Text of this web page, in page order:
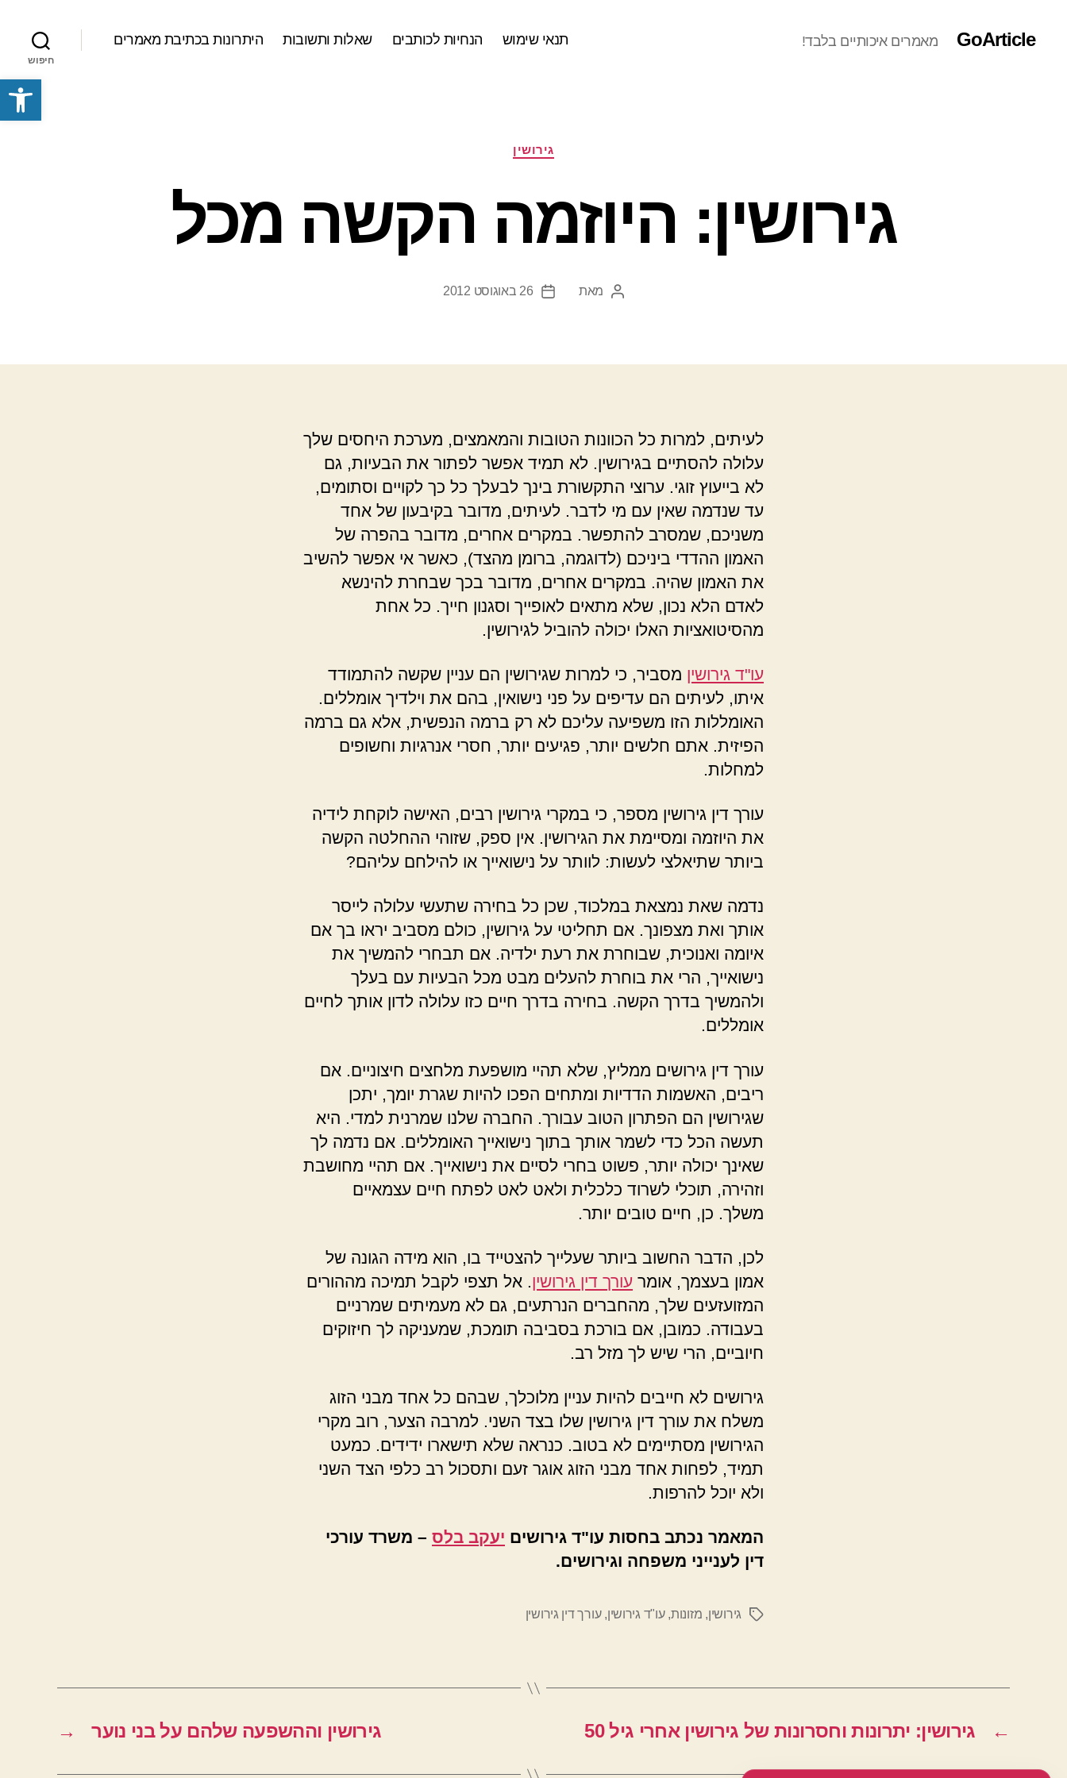
פתח סרגל נגישות
GoArticle מאמרים איכותיים בלבד! תנאי שימוש הנחיות לכותבים שאלות ותשובות היתרונות בכתיבת מאמרים
חיפוש
קטגוריותגירושין
גירושין: היוזמה הקשה מכל
המחבר
מאת
תאריך
26 באוגוסט 2012
לעיתים, למרות כל הכוונות הטובות והמאמצים, מערכת היחסים שלך
עלולה להסתיים בגירושין. לא תמיד אפשר לפתור את הבעיות, גם
לא בייעוץ זוגי. ערוצי התקשורת בינך לבעלך כל כך לקויים וסתומים,
עד שנדמה שאין עם מי לדבר. לעיתים, מדובר בקיבעון של אחד
משניכם, שמסרב להתפשר. במקרים אחרים, מדובר בהפרה של
האמון ההדדי ביניכם (לדוגמה, ברומן מהצד), כאשר אי אפשר להשיב
את האמון שהיה. במקרים אחרים, מדובר בכך שבחרת להינשא
לאדם הלא נכון, שלא מתאים לאופייך וסגנון חייך. כל אחת
מהסיטואציות האלו יכולה להוביל לגירושין.
עו"ד גירושין מסביר, כי למרות שגירושין הם עניין שקשה להתמודד
איתו, לעיתים הם עדיפים על פני נישואין, בהם את וילדיך אומללים.
האומללות הזו משפיעה עליכם לא רק ברמה הנפשית, אלא גם ברמה
הפיזית. אתם חלשים יותר, פגיעים יותר, חסרי אנרגיות וחשופים
למחלות.
עורך דין גירושין מספר, כי במקרי גירושין רבים, האישה לוקחת לידיה
את היוזמה ומסיימת את הגירושין. אין ספק, שזוהי ההחלטה הקשה
ביותר שתיאלצי לעשות: לוותר על נישואייך או להילחם עליהם?
נדמה שאת נמצאת במלכוד, שכן כל בחירה שתעשי עלולה לייסר
אותך ואת מצפונך. אם תחליטי על גירושין, כולם מסביב יראו בך אם
איומה ואנוכית, שבוחרת את רעת ילדיה. אם תבחרי להמשיך את
נישואייך, הרי את בוחרת להעלים מבט מכל הבעיות עם בעלך
ולהמשיך בדרך הקשה. בחירה בדרך חיים כזו עלולה לדון אותך לחיים
אומללים.
עורך דין גירושים ממליץ, שלא תהיי מושפעת מלחצים חיצוניים. אם
ריבים, האשמות הדדיות ומתחים הפכו להיות שגרת יומך, יתכן
שגירושין הם הפתרון הטוב עבורך. החברה שלנו שמרנית למדי. היא
תעשה הכל כדי לשמר אותך בתוך נישואייך האומללים. אם נדמה לך
שאינך יכולה יותר, פשוט בחרי לסיים את נישואייך. אם תהיי מחושבת
וזהירה, תוכלי לשרוד כלכלית ולאט לאט לפתח חיים עצמאיים
משלך. כן, חיים טובים יותר.
לכן, הדבר החשוב ביותר שעלייך להצטייד בו, הוא מידה הגונה של
אמון בעצמך, אומר עורך דין גירושין. אל תצפי לקבל תמיכה מההורים
המזועזעים שלך, מהחברים הנרתעים, גם לא מעמיתים שמרניים
בעבודה. כמובן, אם בורכת בסביבה תומכת, שמעניקה לך חיזוקים
חיוביים, הרי שיש לך מזל רב.
גירושים לא חייבים להיות עניין מלוכלך, שבהם כל אחד מבני הזוג
משלח את עורך דין גירושין שלו בצד השני. למרבה הצער, רוב מקרי
הגירושין מסתיימים לא בטוב. כנראה שלא תישארו ידידים. כמעט
תמיד, לפחות אחד מבני הזוג אוגר זעם ותסכול רב כלפי הצד השני
ולא יוכל להרפות.
המאמר נכתב בחסות עו"ד גירושים יעקב בלס – משרד עורכי
דין לענייני משפחה וגירושים.
תגיותגירושין, מזונות,עו"ד גירושין,עורך דין גירושין
← גירושין: יתרונות וחסרונות של גירושין אחרי גיל 50 → גירושין וההשפעה שלהם על בני נוער